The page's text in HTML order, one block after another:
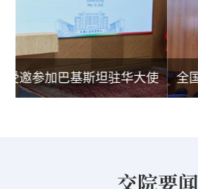
受邀参加巴基斯坦驻华大使 全
交院要闻